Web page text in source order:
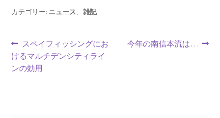
o
k
l
es
カテゴリー: ニュース、 雑記
投
稿
前
の
投
スペイフィッシングにお
けるマルチデンシティライ
ンの効用
次
今年の南信本流は…